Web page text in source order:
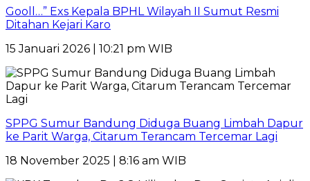
Gooll…” Exs Kepala BPHL Wilayah II Sumut Resmi
Ditahan Kejari Karo
15 Januari 2026 | 10:21 pm WIB
SPPG Sumur Bandung Diduga Buang Limbah Dapur
ke Parit Warga, Citarum Terancam Tercemar Lagi
18 November 2025 | 8:16 am WIB